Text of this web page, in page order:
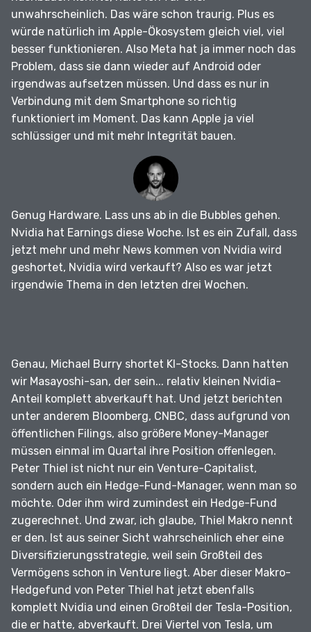
unwahrscheinlich. Das wäre schon traurig. Plus es
würde natürlich im Apple-Ökosystem gleich viel, viel
besser funktionieren. Also Meta hat ja immer noch das
Problem, dass sie dann wieder auf Android oder
irgendwas aufsetzen müssen. Und dass es nur in
Verbindung mit dem Smartphone so richtig
funktioniert im Moment. Das kann Apple ja viel
schlüssiger und mit mehr Integrität bauen.
Genug Hardware. Lass uns ab in die Bubbles gehen.
Nvidia hat Earnings diese Woche. Ist es ein Zufall, dass
jetzt mehr und mehr News kommen von Nvidia wird
geshortet, Nvidia wird verkauft? Also es war jetzt
irgendwie Thema in den letzten drei Wochen.
Genau, Michael Burry shortet KI-Stocks. Dann hatten
wir Masayoshi-san, der sein... relativ kleinen Nvidia-
Anteil komplett abverkauft hat. Und jetzt berichten
unter anderem Bloomberg, CNBC, dass aufgrund von
öffentlichen Filings, also größere Money-Manager
müssen einmal im Quartal ihre Position offenlegen.
Peter Thiel ist nicht nur ein Venture-Capitalist,
sondern auch ein Hedge-Fund-Manager, wenn man so
möchte. Oder ihm wird zumindest ein Hedge-Fund
zugerechnet. Und zwar, ich glaube, Thiel Makro nennt
er den. Ist aus seiner Sicht wahrscheinlich eher eine
Diversifizierungsstrategie, weil sein Großteil des
Vermögens schon in Venture liegt. Aber dieser Makro-
Hedgefund von Peter Thiel hat jetzt ebenfalls
komplett Nvidia und einen Großteil der Tesla-Position,
die er hatte, abverkauft. Drei Viertel von Tesla, um